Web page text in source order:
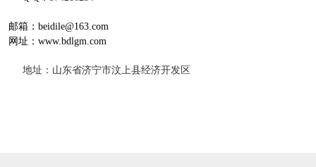
邮箱：beidile@163.com
网址：www.bdlgm.com
地址：山东省济宁市汶上县经济开发区